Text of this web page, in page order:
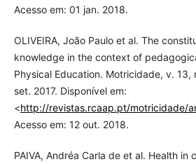
Acesso em: 01 jan. 2018.
OLIVEIRA, João Paulo et al. The
knowledge in the context of
Physical Education. Motricidade, v. 13,
set. 2017. Disponível em:
<http://revistas.rcaap.pt/motricidade/
Acesso em: 12 out. 2018.
PAIVA, Andréa Carla de et al. Health in